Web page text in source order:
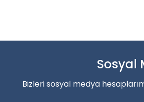
Ürün fiyatı diğer sitelerden daha pahalı.
Bu ürüne benzer farklı alternatifler
Alışverişe
Sosyal
Bizleri sosyal medya